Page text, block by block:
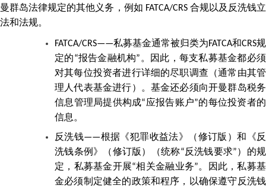
曼群岛法律规定的其他义务，例如 FATCA/CRS 合规以及反洗钱立
法和法规。
FATCA/CRS——私募基金通常被归类为FATCA和CRS规
定的“报告金融机构”。因此，每支私募基金都必须
对其每位投资者进行详细的尽职调查（通常由其管
理人代表基金进行）。基金还必须向开曼群岛税务
信息管理局提供构成“应报告账户”的每位投资者的
信息。
反洗钱——根据《犯罪收益法》（修订版）和《反
洗钱条例》（修订版）（统称“反洗钱要求”）的规
定，私募基金开展“相关金融业务”。因此，私募基
金必须制定健全的政策和程序，以确保遵守反洗钱